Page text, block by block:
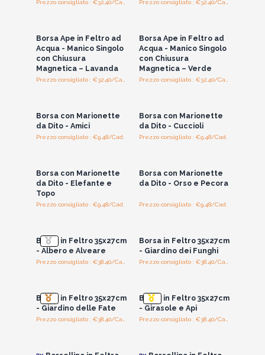
Borsa Ape in Feltro ad
Acqua - Manico Singolo
con Chiusura
Magnetica – Lavanda
Borsa Ape in Feltro ad
Acqua - Manico Singolo
con Chiusura
Magnetica – Verde
Borsa con Marionette
da Dito - Amici
Prezzo consigliato : €9.48/Cad.
Borsa con Marionette
da Dito - Cuccioli
Prezzo consigliato : €9.48/Cad.
Borsa con Marionette
da Dito - Elefante e
Topo
Prezzo consigliato : €9.48/Cad.
Borsa con Marionette
da Dito - Orso e Pecora
Prezzo consigliato : €9.48/Cad.
Borsa in Feltro 35x27cm
- Albero e Alveare
Borsa in Feltro 35x27cm
- Giardino dei Funghi
Borsa in Feltro 35x27cm
- Giardino delle Fate
Borsa in Feltro 35x27cm
- Girasole e Api